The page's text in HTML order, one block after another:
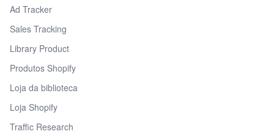
Ad Tracker
Sales Tracking
Library Product
Produtos Shopify
Loja da biblioteca
Loja Shopify
Traffic Research